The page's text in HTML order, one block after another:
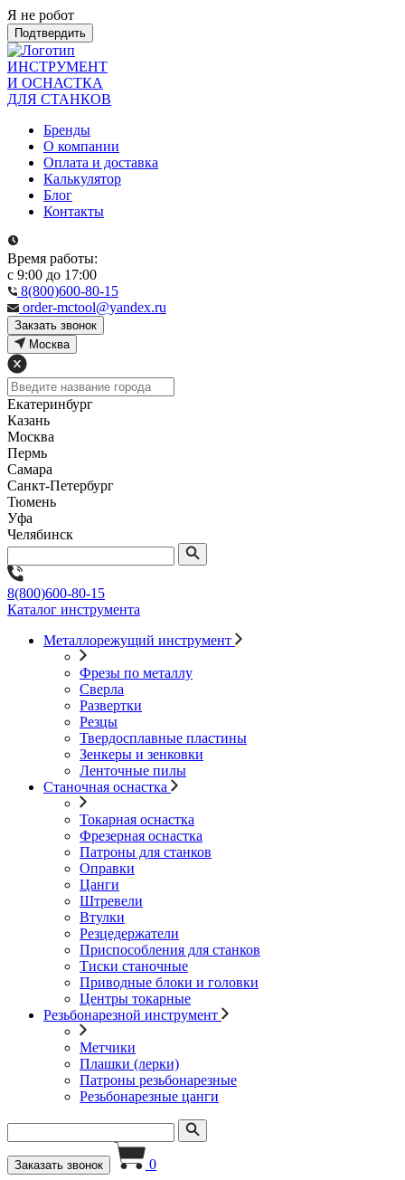
Я не робот
Подтвердить
ИНСТРУМЕНТ
И ОСНАСТКА
ДЛЯ СТАНКОВ
Бренды
О компании
Оплата и доставка
Калькулятор
Блог
Контакты
Время работы:
с 9:00 до 17:00
8(800)600-80-15
order-mctool@yandex.ru
Закзать звонок
Москва
Екатеринбург
Казань
Москва
Пермь
Самара
Санкт-Петербург
Тюмень
Уфа
Челябинск
8(800)600-80-15
Каталог инструмента
Металлорежущий инструмент
Фрезы по металлу
Сверла
Развертки
Резцы
Твердосплавные пластины
Зенкеры и зенковки
Ленточные пилы
Станочная оснастка
Токарная оснастка
Фрезерная оснастка
Патроны для станков
Оправки
Цанги
Штревели
Втулки
Резцедержатели
Приспособления для станков
Тиски станочные
Приводные блоки и головки
Центры токарные
Резьбонарезной инструмент
Метчики
Плашки (лерки)
Патроны резьбонарезные
Резьбонарезные цанги
Заказать звонок 0